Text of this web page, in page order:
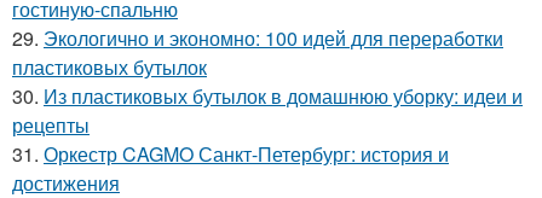
гостиную-спальню
29. Экологично и экономно: 100 идей для переработки
пластиковых бутылок
30. Из пластиковых бутылок в домашнюю уборку: идеи и
рецепты
31. Оркестр CAGMO Санкт-Петербург: история и
достижения